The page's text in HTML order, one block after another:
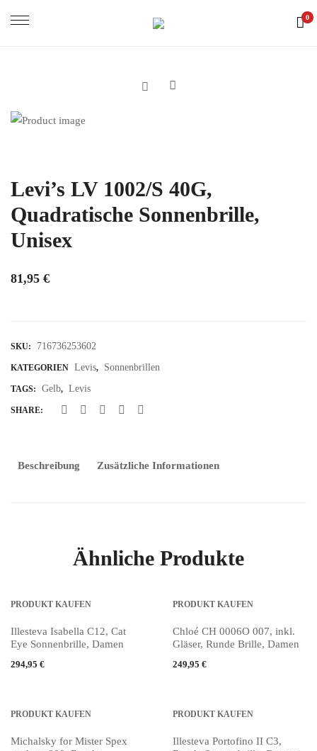
0
Levi’s LV 1002/S 40G,
Quadratische Sonnenbrille,
Unisex
81,95 €
SKU: 716736253602
KATEGORIEN Levis, Sonnenbrillen
TAGS: Gelb, Levis
SHARE:
Beschreibung Zusätzliche Informationen
Ähnliche Produkte
PRODUKT KAUFEN
Illesteva Isabella C12, Cat
Eye Sonnenbrille, Damen
294,95 €
PRODUKT KAUFEN
Chloé CH 0006O 007, inkl.
Gläser, Runde Brille, Damen
249,95 €
PRODUKT KAUFEN
Michalsky for Mister Spex
PRODUKT KAUFEN
Illesteva Portofino II C3,